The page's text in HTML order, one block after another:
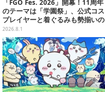
「FGO Fes. 2026」開幕！11周年
のテーマは「学園祭」、公式コス
プレイヤーと着ぐるみも勢揃いの
カルデア学園はお祭り一色
2026.8.1